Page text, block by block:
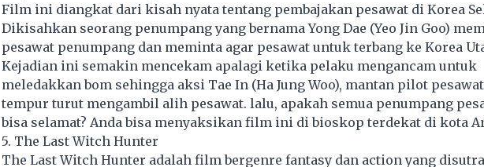
Film ini diangkat dari kisah nyata tentang pembajakan pesawat di Korea
Dikisahkan seorang penumpang yang bernama Yong Dae (Yeo Jin Goo)
pesawat penumpang dan meminta agar pesawat untuk terbang ke Korea
Kejadian ini semakin mencekam apalagi ketika pelaku mengancam untuk
meledakkan bom sehingga aksi Tae In (Ha Jung Woo), mantan pilot pesawat
tempur turut mengambil alih pesawat. lalu, apakah semua penumpang
bisa selamat? Anda bisa menyaksikan film ini di bioskop terdekat di kota
5. The Last Witch Hunter
The Last Witch Hunter adalah film bergenre fantasy dan action yang